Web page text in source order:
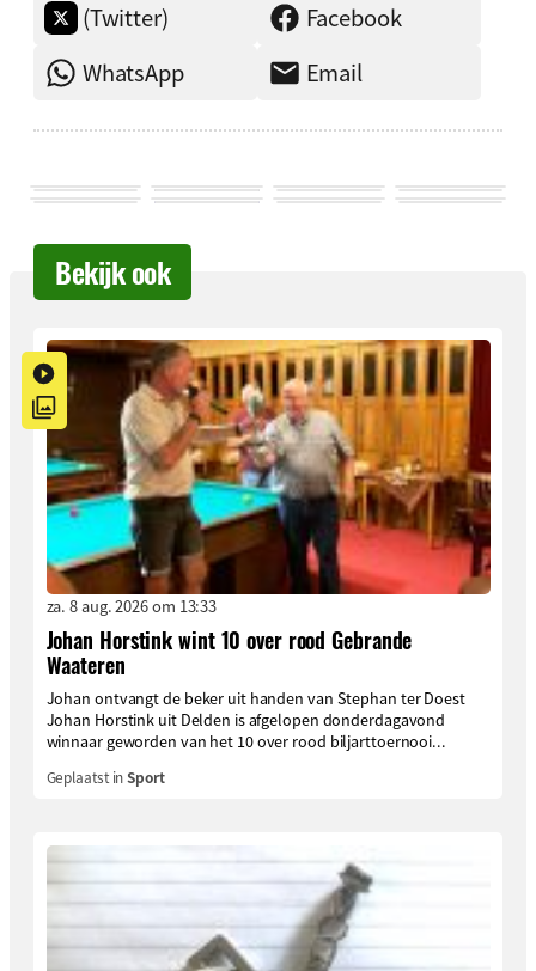
(Twitter)
Facebook
WhatsApp
Email
Bekijk ook
za. 8 aug. 2026 om 13:33
Johan Horstink wint 10 over rood Gebrande
Waateren
Johan ontvangt de beker uit handen van Stephan ter Doest
Johan Horstink uit Delden is afgelopen donderdagavond
winnaar geworden van het 10 over rood biljarttoernooi...
Geplaatst inSport